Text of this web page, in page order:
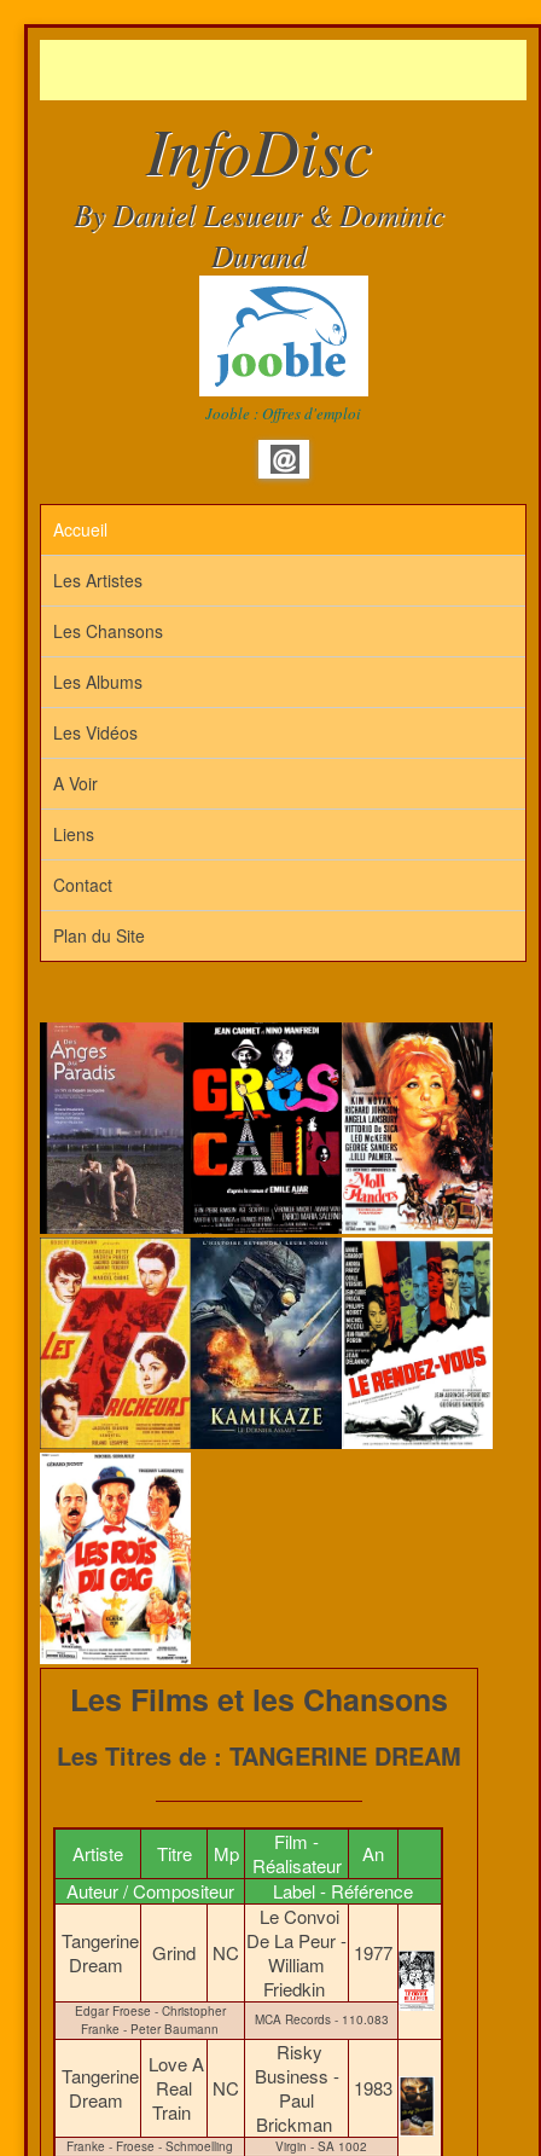
InfoDisc
By Daniel Lesueur & Dominic
Durand
Jooble : Offres d'emploi
Accueil
Les Artistes
Les Chansons
Les Albums
Les Vidéos
A Voir
Liens
Contact
Plan du Site
Les Films et les Chansons
Les Titres de : TANGERINE DREAM
Artiste Titre Mp
Film -
Réalisateur
An
Auteur / Compositeur
Label - Référence
Tangerine
Dream
Grind NC
Le Convoi
De La Peur -
William
Friedkin
1977
Edgar Froese - Christopher
Franke - Peter Baumann
MCA Records - 110.083
Tangerine
Dream
Love A
Real
Train
NC
Risky
Business -
Paul
Brickman
1983
Franke - Froese - Schmoelling Virgin - SA 1002